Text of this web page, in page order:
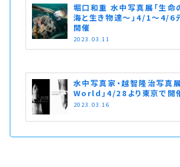
堀口和重 水中写真展「生命
海と生き物達〜」4/1〜4/6
開催
2023.03.11
水中写真家・越智隆治写真
World」4/28より東京で開
2023.03.16